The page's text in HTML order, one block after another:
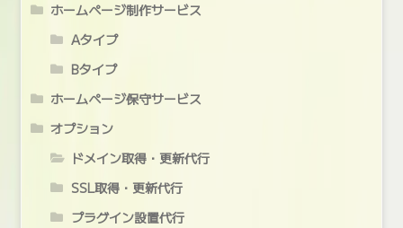
ホームページ制作サービス
Aタイプ
Bタイプ
ホームページ保守サービス
オプション
ドメイン取得・更新代行
SSL取得・更新代行
プラグイン設置代行